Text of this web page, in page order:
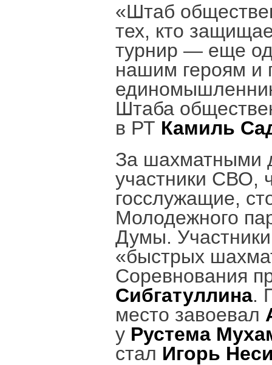
«Штаб
тех, кто
турнир — еще
нашим героям и
Штаба
в РТ Камиль
За шахматными
участники СВО,
госслужащие,
Молодежного
Думы.
«быстрых
Соревнования
Сибгатуллина.
место завоевал
у Рустема
стал Игорь